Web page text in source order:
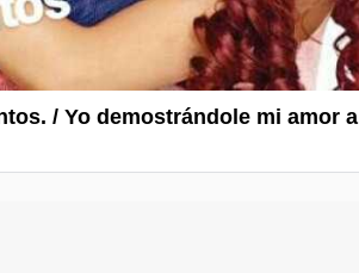
/ Yo demostrándole mi amor a